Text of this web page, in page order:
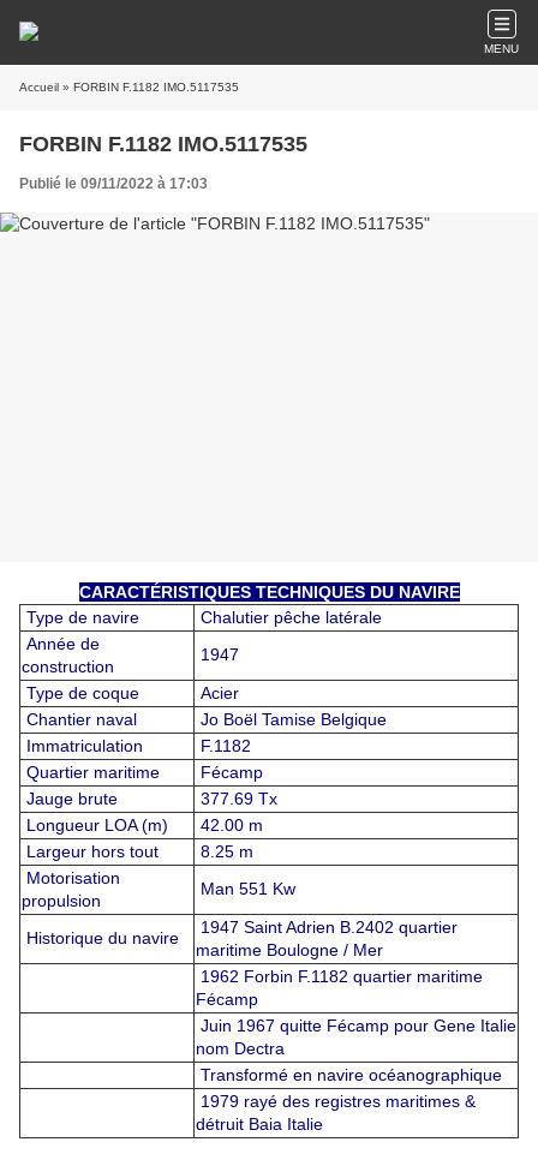
MENU
Accueil » FORBIN F.1182 IMO.5117535
FORBIN F.1182 IMO.5117535
Publié le 09/11/2022 à 17:03
CARACTÉRISTIQUES TECHNIQUES DU NAVIRE
Type de navire
Chalutier pêche latérale
Année de
construction
1947
Type de coque
Acier
Chantier naval
Jo Boël Tamise Belgique
Immatriculation
F.1182
Quartier maritime
Fécamp
Jauge brute
377.69 Tx
Longueur LOA (m)
42.00 m
Largeur hors tout
8.25 m
Motorisation
propulsion
Man 551 Kw
Historique du navire
1947 Saint Adrien B.2402 quartier
maritime Boulogne / Mer
1962 Forbin F.1182 quartier maritime
Fécamp
Juin 1967 quitte Fécamp pour Gene Italie
nom Dectra
Transformé en navire océanographique
1979 rayé des registres maritimes &
détruit Baia Italie